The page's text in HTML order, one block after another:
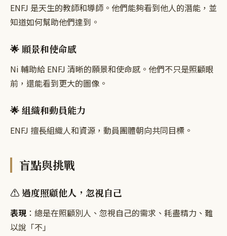
ENFJ 是天生的教師和導師。他們能夠看到他人的潛能，並
知道如何幫助他們達到。
🌟 願景和使命感
Ni 輔助給 ENFJ 清晰的願景和使命感。他們不只是照顧眼
前，還能看到更大的圖像。
🌟 組織和動員能力
ENFJ 擅長組織人和資源，動員團體朝向共同目標。
盲點與挑戰
⚠️ 過度照顧他人，忽視自己
表現 ：總是在照顧別人、忽視自己的需求、耗盡精力、難
以說「不」